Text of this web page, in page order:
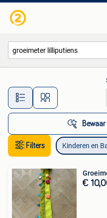
Alle
Filters Kinderen en
€